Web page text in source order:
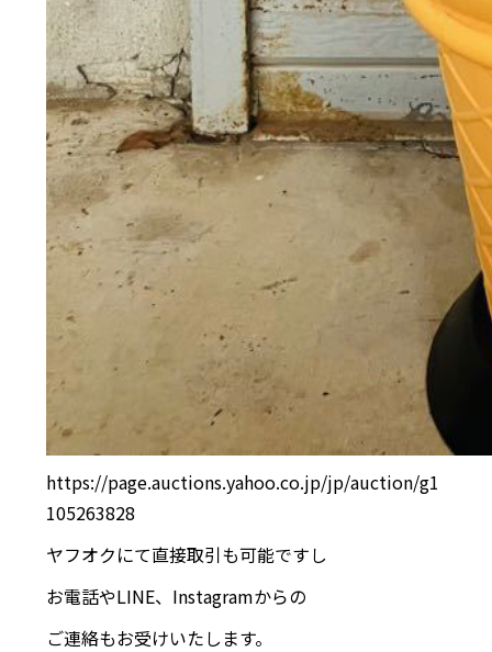
https://page.auctions.yahoo.co.jp/jp/auction/g1
105263828
ヤフオクにて直接取引も可能ですし
お電話やLINE、Instagramからの
ご連絡もお受けいたします。